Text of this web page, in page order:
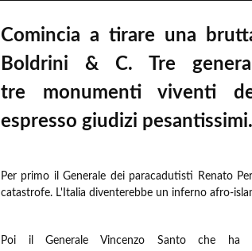
Comincia a tirare una
Boldrini & C. Tre
tre monumenti viventi
espresso giudizi pesantissimi.
Per primo il Generale dei paracadutisti Renato
catastrofe. L'Italia diventerebbe un inferno afro-
Poi il Generale Vincenzo Santo che ha